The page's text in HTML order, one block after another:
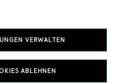
VERWALTEN
ABLEHNEN